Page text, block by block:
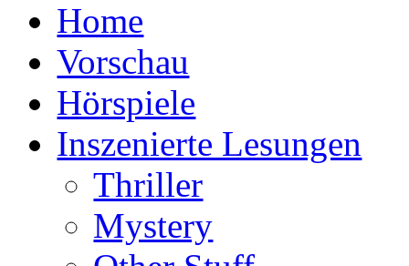
Home
Vorschau
Hörspiele
Inszenierte Lesungen
Thriller
Mystery